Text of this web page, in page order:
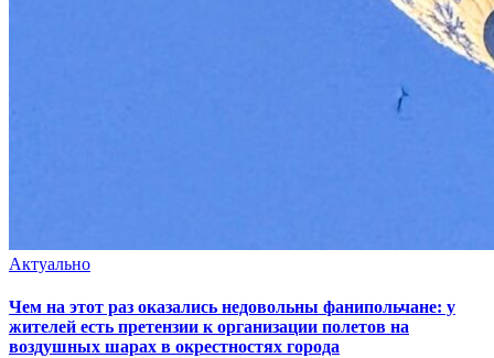
Актуально
Чем на этот раз оказались недовольны фанипольчане: у
жителей есть претензии к организации полетов на
воздушных шарах в окрестностях города